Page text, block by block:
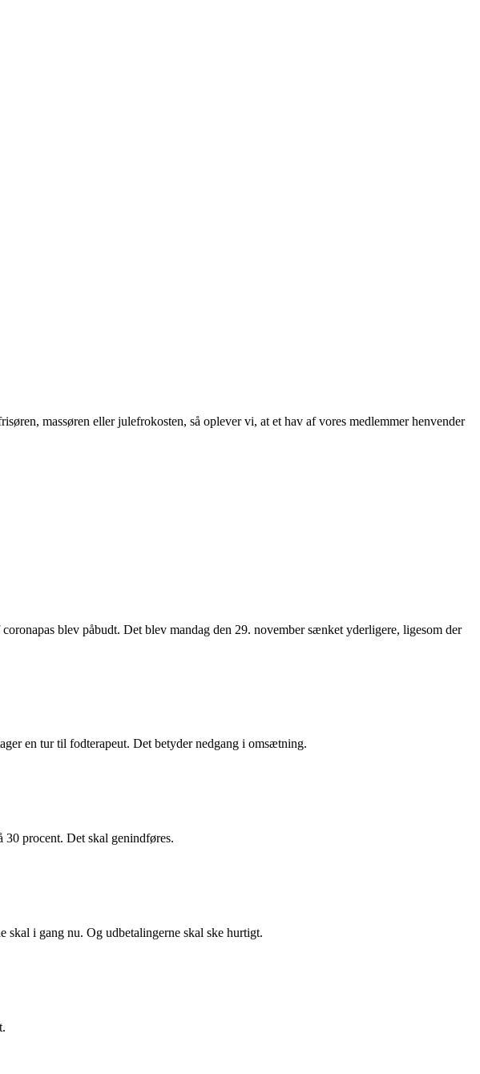
massøren eller julefrokosten, så oplever vi, at et hav af vores medlemmer henvender
blev påbudt. Det blev mandag den 29. november sænket yderligere, ligesom der
en tur til fodterapeut. Det betyder nedgang i omsætning.
procent. Det skal genindføres.
i gang nu. Og udbetalingerne skal ske hurtigt.